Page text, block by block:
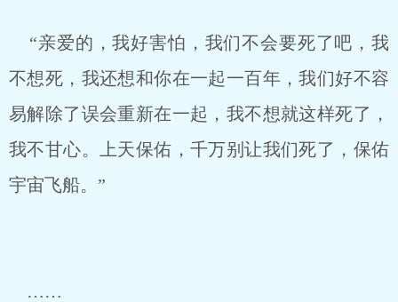
“亲爱的，我好害怕，我们不会要死了吧，我
不想死，我还想和你在一起一百年，我们好不容
易解除了误会重新在一起，我不想就这样死了，
我不甘心。上天保佑，千万别让我们死了，保佑
宇宙飞船。”
……